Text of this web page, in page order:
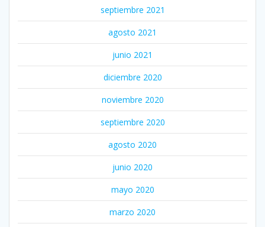
septiembre 2021
agosto 2021
junio 2021
diciembre 2020
noviembre 2020
septiembre 2020
agosto 2020
junio 2020
mayo 2020
marzo 2020